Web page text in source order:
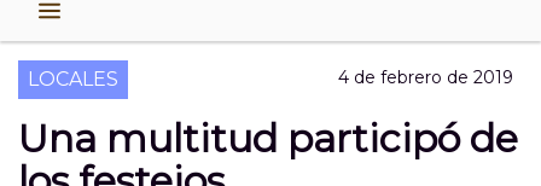
LOCALES 4 de febrero de 2019
Una multitud participó de